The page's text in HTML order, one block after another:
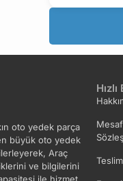
oto yedek parça
büyük oto yedek
Araç
ve bilgilerini